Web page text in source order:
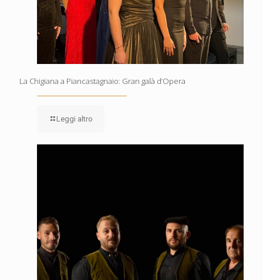
La Chigiana a Piancastagnaio: Gran galà d’Opera
Leggi altro